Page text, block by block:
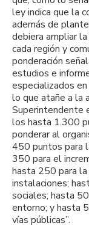
ley indica que la
además de
debiera ampliar
cada región y
ponderación
estudios e
especializados
lo que atañe a la
Superintendente
los hasta 1.300
ponderar al
450 puntos para
350 para el
hasta 250 para la
instalaciones;
sociales; hasta
entorno; y hasta
vías públicas”.